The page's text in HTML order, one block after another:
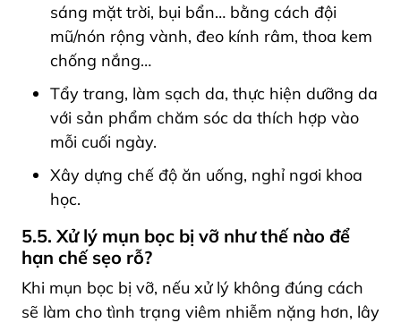
sáng mặt trời, bụi bẩn… bằng cách đội
mũ/nón rộng vành, đeo kính râm, thoa kem
chống nắng…
Tẩy trang, làm sạch da, thực hiện dưỡng da
với sản phẩm chăm sóc da thích hợp vào
mỗi cuối ngày.
Xây dựng chế độ ăn uống, nghỉ ngơi khoa
học.
5.5. Xử lý mụn bọc bị vỡ như thế nào để
hạn chế sẹo rỗ?
Khi mụn bọc bị vỡ, nếu xử lý không đúng cách
sẽ làm cho tình trạng viêm nhiễm nặng hơn, lây